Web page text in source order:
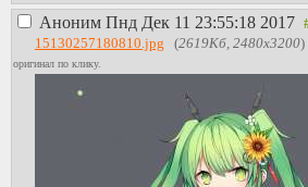
Аноним Пнд Дек 11 23:55:18 2017
15130257180810.jpg (2619Кб, 2480x3200)
оригинал по клику.